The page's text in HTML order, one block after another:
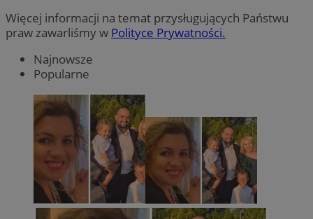
Więcej informacji na temat przysługujących Państwu
praw zawarliśmy w Polityce Prywatności.
Najnowsze
Popularne